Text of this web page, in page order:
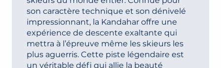
son caractère technique et son dénivelé
impressionnant, la Kandahar offre une
expérience de descente exaltante qui
mettra à l’épreuve même les skieurs les
plus aguerris. Cette piste légendaire est
un véritable défi qui allie la beauté